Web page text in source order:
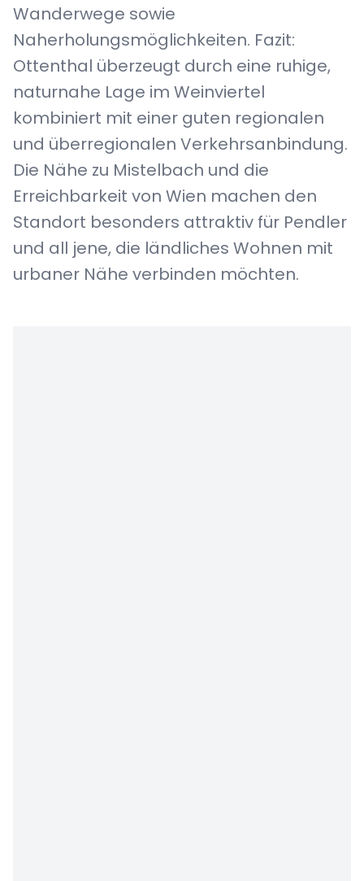
Wanderwege sowie
Naherholungsmöglichkeiten. Fazit:
Ottenthal überzeugt durch eine ruhige,
naturnahe Lage im Weinviertel
kombiniert mit einer guten regionalen
und überregionalen Verkehrsanbindung.
Die Nähe zu Mistelbach und die
Erreichbarkeit von Wien machen den
Standort besonders attraktiv für Pendler
und all jene, die ländliches Wohnen mit
urbaner Nähe verbinden möchten.